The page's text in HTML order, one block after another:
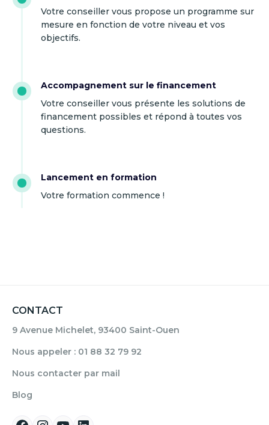
Votre conseiller vous propose un programme sur
mesure en fonction de votre niveau et vos
objectifs.
Accompagnement sur le financement
Votre conseiller vous présente les solutions de
financement possibles et répond à toutes vos
questions.
Lancement en formation
Votre formation commence !
CONTACT
9 Avenue Michelet, 93400 Saint-Ouen
Nous appeler : 01 88 32 79 92
Nous contacter par mail
Blog